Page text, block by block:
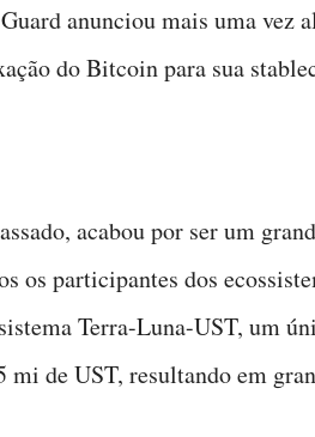
anunciou mais uma vez
do Bitcoin para sua
acabou por ser um
os participantes dos
Terra-Luna-UST, um
mi de UST, resultando em